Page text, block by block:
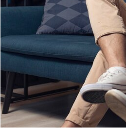
StaticIPTV.com